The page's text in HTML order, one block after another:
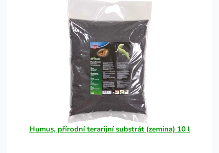
Humus, přírodní terarijní substrát (zemina) 10 l